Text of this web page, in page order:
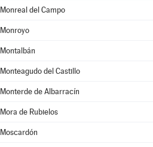
Monreal del Campo
Monroyo
Montalbán
Monteagudo del Castillo
Monterde de Albarracín
Mora de Rubielos
Moscardón